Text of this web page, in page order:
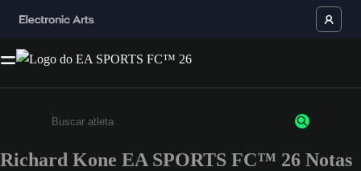
Insira pelo menos 3 caracteres ou números
Richard Kone EA SPORTS FC™ 26 Notas